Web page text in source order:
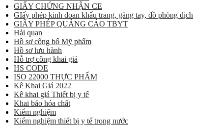
GIẤY CHỨNG NHẬN CE
GIấy phép kinh doan khẩu trang, găng tay, đồ phòng dịch
GIẤY PHÉP QUẢNG CÁO TBYT
Hải quan
Hồ sơ công bố Mỹ phẩm
Hồ sơ lưu hành
Hỗ trợ công khai giá
HS CODE
ISO 22000 THỰC PHẨM
Kê Khai Giá 2022
Kê khai giá Thiết bị y tế
Khai báo hóa chất
Kiểm nghiệm
Kiểm nghiệm thiết bị y tế trong nước